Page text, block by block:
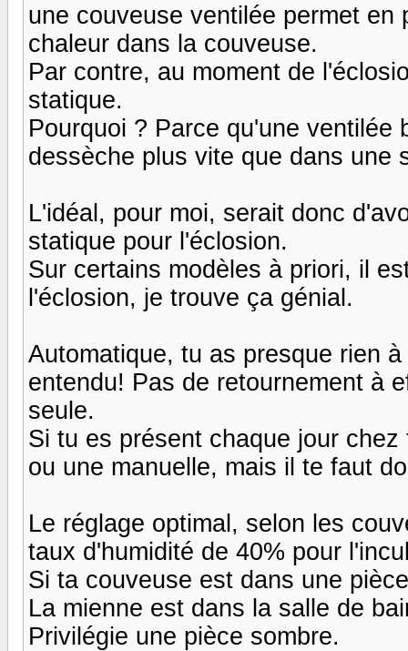
une couveuse ventilée permet
chaleur dans la couveuse.
Par contre, au moment de
statique.
Pourquoi ? Parce qu'une ventilée
dessèche plus vite que dans une
L'idéal, pour moi, serait donc
statique pour l'éclosion.
Sur certains modèles à priori, il
l'éclosion, je trouve ça génial.
Automatique, tu as presque rien
entendu! Pas de retournement à
seule.
Si tu es présent chaque jour
ou une manuelle, mais il te faut
Le réglage optimal, selon les
taux d'humidité de 40% pour
Si ta couveuse est dans une
La mienne est dans la salle de
Privilégie une pièce sombre.